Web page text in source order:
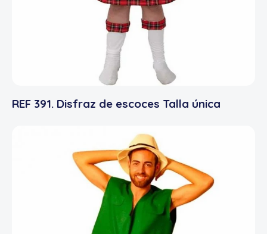
REF 391. Disfraz de escoces Talla única